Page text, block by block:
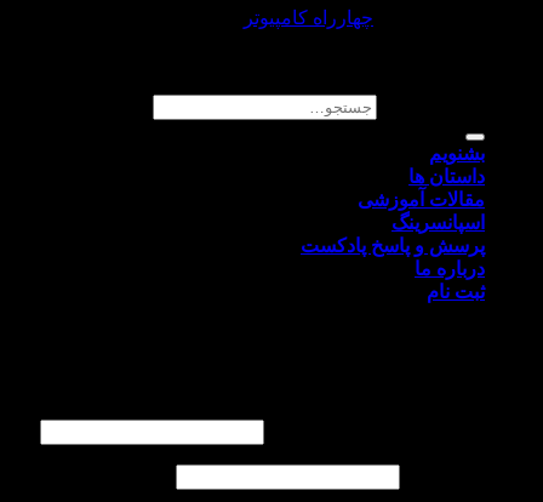
چهارراه کامپیوتر
بشنویم
داستان ها
مقالات آموزشی
اسپانسرینگ
پرسش و پاسخ پادکست
درباره ما
ثبت نام